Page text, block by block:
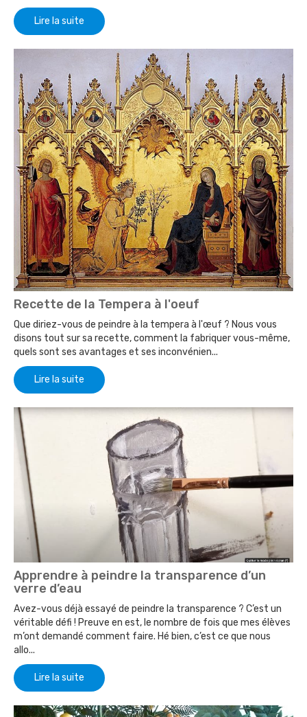
Lire la suite
Recette de la Tempera à l'oeuf
Que diriez-vous de peindre à la tempera à l'œuf ? Nous vous
disons tout sur sa recette, comment la fabriquer vous-même,
quels sont ses avantages et ses inconvénien...
Lire la suite
Apprendre à peindre la transparence d’un
verre d’eau
Avez-vous déjà essayé de peindre la transparence ? C’est un
véritable défi ! Preuve en est, le nombre de fois que mes élèves
m’ont demandé comment faire. Hé bien, c’est ce que nous
allo...
Lire la suite